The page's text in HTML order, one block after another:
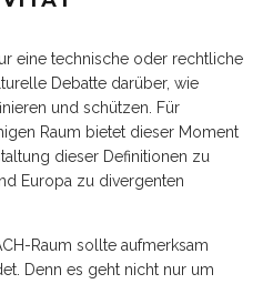
eine technische oder rechtliche
Debatte darüber, wie
und schützen. Für
Raum bietet dieser Moment
dieser Definitionen zu
Europa zu divergenten
Raum sollte aufmerksam
Denn es geht nicht nur um